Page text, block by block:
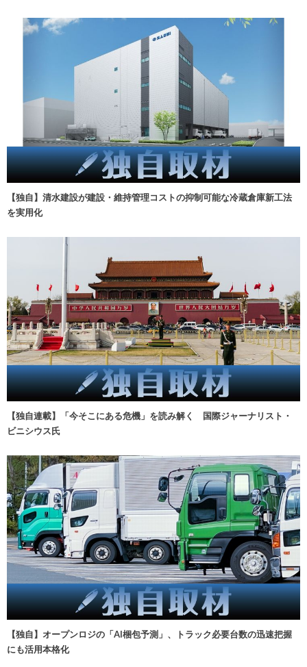
【独自】清水建設が建設・維持管理コストの抑制可能な冷蔵倉庫新工法
を実用化
【独自連載】「今そこにある危機」を読み解く 国際ジャーナリスト・
ビニシウス氏
【独自】オープンロジの「AI梱包予測」、トラック必要台数の迅速把握
にも活用本格化